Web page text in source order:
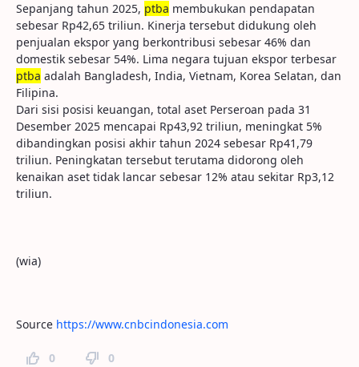
Sepanjang tahun 2025, ptba membukukan pendapatan
sebesar Rp42,65 triliun. Kinerja tersebut didukung oleh
penjualan ekspor yang berkontribusi sebesar 46% dan
domestik sebesar 54%. Lima negara tujuan ekspor terbesar
ptba adalah Bangladesh, India, Vietnam, Korea Selatan, dan
Filipina.
Dari sisi posisi keuangan, total aset Perseroan pada 31
Desember 2025 mencapai Rp43,92 triliun, meningkat 5%
dibandingkan posisi akhir tahun 2024 sebesar Rp41,79
triliun. Peningkatan tersebut terutama didorong oleh
kenaikan aset tidak lancar sebesar 12% atau sekitar Rp3,12
triliun.
(wia)
Source https://www.cnbcindonesia.com
0 0